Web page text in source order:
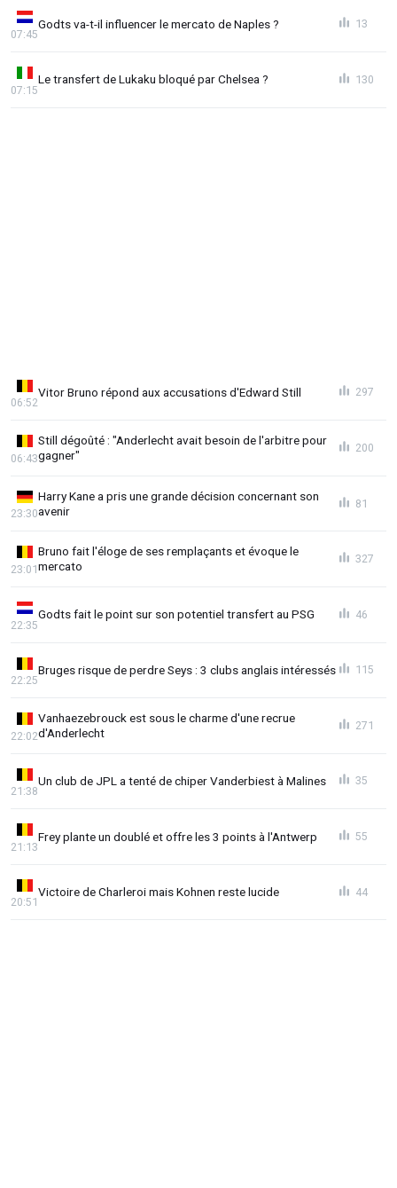
Godts va-t-il influencer le mercato de Naples ?
07:45
13
Le transfert de Lukaku bloqué par Chelsea ?
07:15
130
Vitor Bruno répond aux accusations d'Edward Still
06:52
297
Still dégoûté : "Anderlecht avait besoin de l'arbitre pour
gagner"
06:43
200
Harry Kane a pris une grande décision concernant son
avenir
23:30
81
Bruno fait l'éloge de ses remplaçants et évoque le
mercato
23:01
327
Godts fait le point sur son potentiel transfert au PSG
22:35
46
Bruges risque de perdre Seys : 3 clubs anglais intéressés
22:25
115
Vanhaezebrouck est sous le charme d'une recrue
d'Anderlecht
22:02
271
Un club de JPL a tenté de chiper Vanderbiest à Malines
21:38
35
Frey plante un doublé et offre les 3 points à l'Antwerp
21:13
55
Victoire de Charleroi mais Kohnen reste lucide
20:51
44